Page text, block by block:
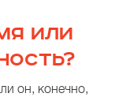
ИЛИ
он, конечно,